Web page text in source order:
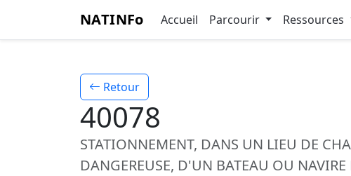
NATINFo Accueil Parcourir Ressources
Retour
40078
STATIONNEMENT, DANS UN LIEU DE
DANGEREUSE, D'UN BATEAU OU